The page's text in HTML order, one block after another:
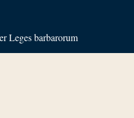
Leges barbarorum